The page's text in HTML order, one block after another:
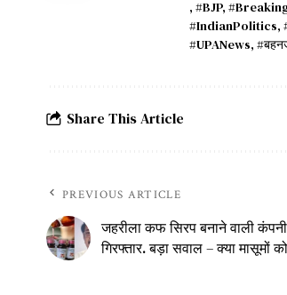
, #BJP,
#IndianPolitics,
#UPANews,
Share This Article
PREVIOUS ARTICLE
जहरीला कफ सिरप बनाने वाली
गिरफ्तार. बड़ा सवाल – क्या मासूमों